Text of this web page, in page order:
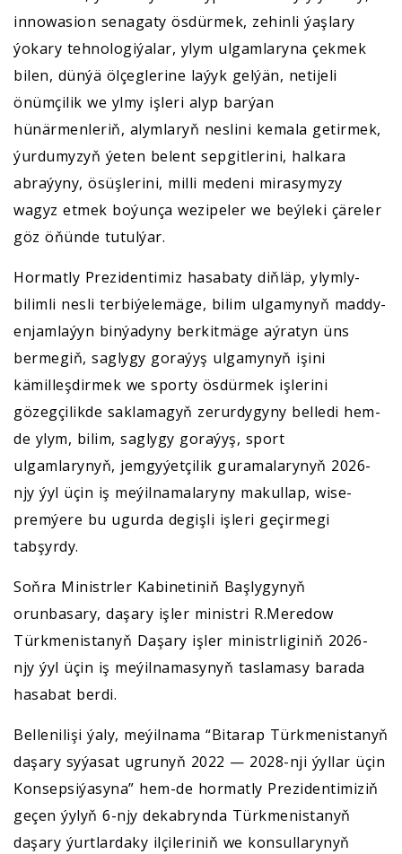
innowasion senagaty ösdürmek, zehinli ýaşlary
ýokary tehnologiýalar, ylym ulgamlaryna çekmek
bilen, dünýä ölçeglerine laýyk gelýän, netijeli
önümçilik we ylmy işleri alyp barýan
hünärmenleriň, alymlaryň neslini kemala getirmek,
ýurdumyzyň ýeten belent sepgitlerini, halkara
abraýyny, ösüşlerini, milli medeni mirasymyzy
wagyz etmek boýunça wezipeler we beýleki çäreler
göz öňünde tutulýar.
Hormatly Prezidentimiz hasabaty diňläp, ylymly-
bilimli nesli terbiýelemäge, bilim ulgamynyň maddy-
enjamlaýyn binýadyny berkitmäge aýratyn üns
bermegiň, saglygy goraýyş ulgamynyň işini
kämilleşdirmek we sporty ösdürmek işlerini
gözegçilikde saklamagyň zerurdygyny belledi hem-
de ylym, bilim, saglygy goraýyş, sport
ulgamlarynyň, jemgyýetçilik guramalarynyň 2026-
njy ýyl üçin iş meýilnamalaryny makullap, wise-
premýere bu ugurda degişli işleri geçirmegi
tabşyrdy.
Soňra Ministrler Kabinetiniň Başlygynyň
orunbasary, daşary işler ministri R.Meredow
Türkmenistanyň Daşary işler ministrliginiň 2026-
njy ýyl üçin iş meýilnamasynyň taslamasy barada
hasabat berdi.
Bellenilişi ýaly, meýilnama “Bitarap Türkmenistanyň
daşary syýasat ugrunyň 2022 — 2028-nji ýyllar üçin
Konsepsiýasyna” hem-de hormatly Prezidentimiziň
geçen ýylyň 6-njy dekabrynda Türkmenistanyň
daşary ýurtlardaky ilçileriniň we konsullarynyň